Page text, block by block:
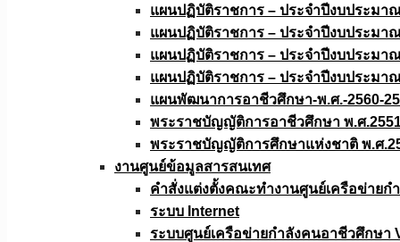
แผนปฏิบัติราชการ – ประจำปีงบประมา
แผนปฏิบัติราชการ – ประจำปีงบประมา
แผนปฏิบัติราชการ – ประจำปีงบประมา
แผนปฏิบัติราชการ – ประจำปีงบประมา
แผนพัฒนาการอาชีวศึกษา-พ.ศ.-2560-
พระราชบัญญัติการอาชีวศึกษา พ.ศ
พระราชบัญญัติการศึกษาแห่งชาติ พ.ศ
งานศูนย์ข้อมูลสารสนเทศ
คำสั่งแต่งตั้งคณะทำงานศูนย์เครือข่าย
ระบบ Internet
ระบบศูนย์เครือข่ายกำลังคนอาชีวศึกษา